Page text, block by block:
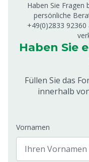
Haben Sie Fragen
persönliche
+49(0)2833
Haben Sie
Füllen Sie das
innerhalb
Vornamen